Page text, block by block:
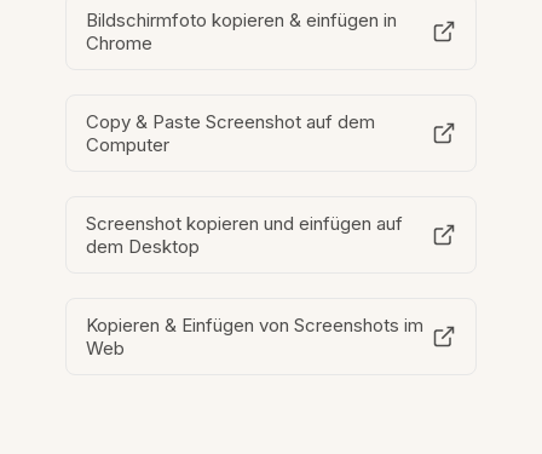
Bildschirmfoto kopieren & einfügen in
Chrome
Copy & Paste Screenshot auf dem
Computer
Screenshot kopieren und einfügen auf
dem Desktop
Kopieren & Einfügen von Screenshots im
Web